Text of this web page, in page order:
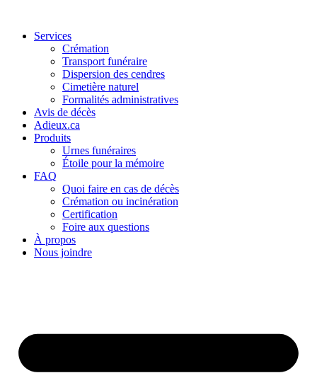
Services
Crémation
Transport funéraire
Dispersion des cendres
Cimetière naturel
Formalités administratives
Avis de décès
Adieux.ca
Produits
Urnes funéraires
Étoile pour la mémoire
FAQ
Quoi faire en cas de décès
Crémation ou incinération
Certification
Foire aux questions
À propos
Nous joindre